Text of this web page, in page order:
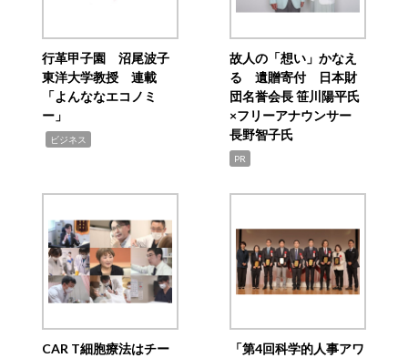
行革甲子園 沼尾波子
東洋大学教授 連載
「よんななエコノミ
ー」
ビジネス
故人の「想い」かなえ
る 遺贈寄付 日本財
団名誉会長 笹川陽平氏
×フリーアナウンサー
長野智子氏
PR
CAR T細胞療法はチー
「第4回科学的人事アワ